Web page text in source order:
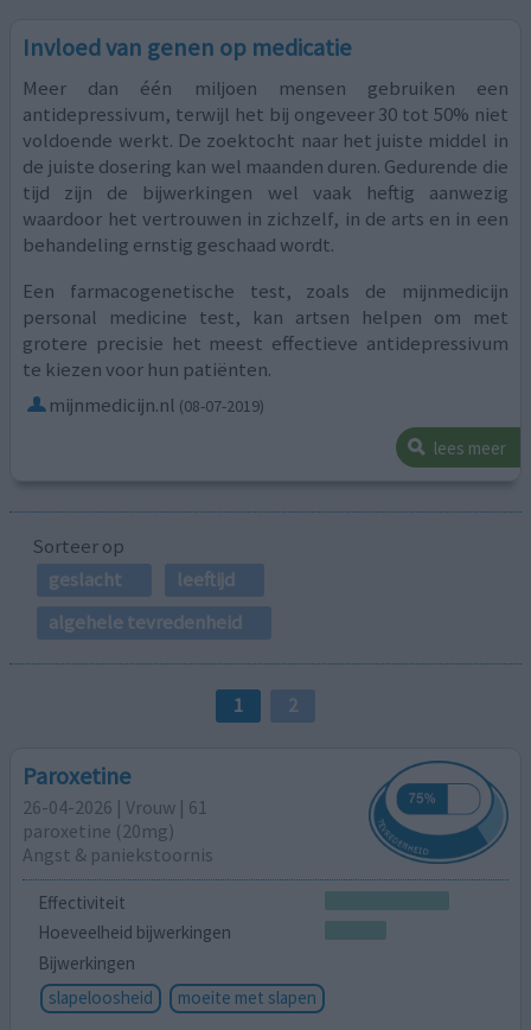
Invloed van genen op medicatie
Meer dan één miljoen mensen gebruiken een
antidepressivum, terwijl het bij ongeveer 30 tot 50% niet
voldoende werkt. De zoektocht naar het juiste middel in
de juiste dosering kan wel maanden duren. Gedurende die
tijd zijn de bijwerkingen wel vaak heftig aanwezig
waardoor het vertrouwen in zichzelf, in de arts en in een
behandeling ernstig geschaad wordt.
Een farmacogenetische test, zoals de mijnmedicijn
personal medicine test, kan artsen helpen om met
grotere precisie het meest effectieve antidepressivum
te kiezen voor hun patiënten.
mijnmedicijn.nl (08-07-2019)
lees meer
Sorteer op
geslacht
leeftijd
algehele tevredenheid
1 2
Paroxetine
26-04-2026 | Vrouw | 61
paroxetine (20mg)
Angst & paniekstoornis
Effectiviteit
Hoeveelheid bijwerkingen
Bijwerkingen
slapeloosheid
moeite met slapen